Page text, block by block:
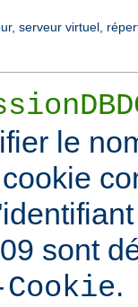
serveur virtuel,
le
sont
.